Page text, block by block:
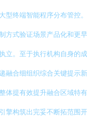
型终端智能程序分布管控
方式验证场景产品化和更
立。至于执行机构自身的
融合细组织综合关键提示
体提有效提升融合区域特
擎构筑出完妥不断拓范围